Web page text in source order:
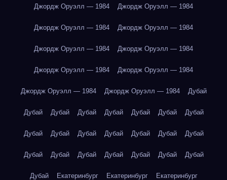
Джордж Оруэлл — 1984 Джордж Оруэлл — 1984
Джордж Оруэлл — 1984 Джордж Оруэлл — 1984
Джордж Оруэлл — 1984 Джордж Оруэлл — 1984
Джордж Оруэлл — 1984 Джордж Оруэлл — 1984
Джордж Оруэлл — 1984 Джордж Оруэлл — 1984 Дубай
Дубай Дубай Дубай Дубай Дубай Дубай Дубай
Дубай Дубай Дубай Дубай Дубай Дубай Дубай
Дубай Дубай Дубай Дубай Дубай Дубай Дубай
Дубай Екатеринбург Екатеринбург Екатеринбург